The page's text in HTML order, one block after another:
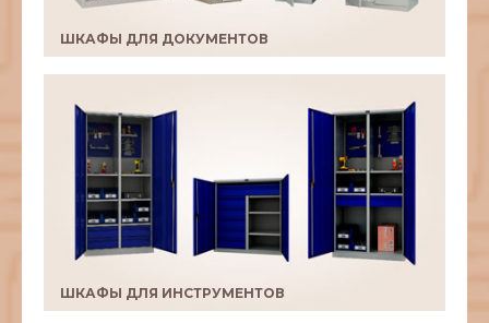
ШКАФЫ ДЛЯ ДОКУМЕНТОВ
ШКАФЫ ДЛЯ ИНСТРУМЕНТОВ